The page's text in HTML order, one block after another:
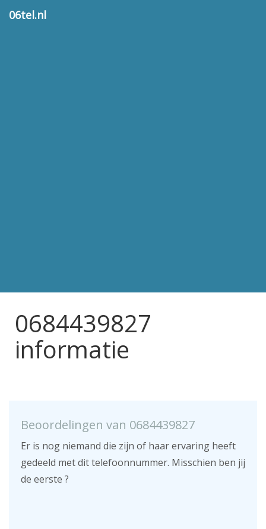
06tel.nl
0684439827
informatie
Beoordelingen van 0684439827
Er is nog niemand die zijn of haar ervaring heeft
gedeeld met dit telefoonnummer. Misschien ben jij
de eerste ?